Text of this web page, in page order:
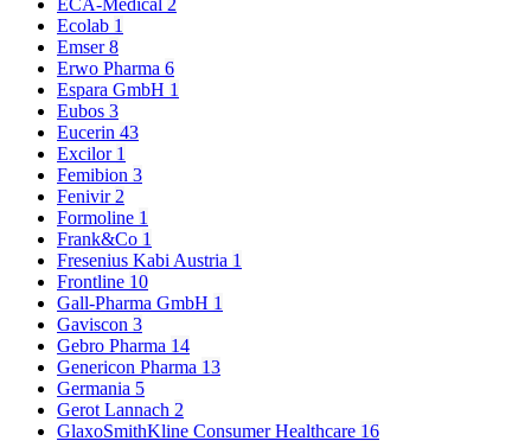
ECA-Medical 2
Ecolab 1
Emser8
Erwo Pharma 6
Espara GmbH 1
Eubos 3
Eucerin 43
Excilor 1
Femibion 3
Fenivir 2
Formoline 1
Frank&Co 1
Fresenius Kabi Austria 1
Frontline 10
Gall-Pharma GmbH 1
Gaviscon 3
Gebro Pharma 14
Genericon Pharma 13
Germania 5
Gerot Lannach 2
GlaxoSmithKline Consumer Healthcare 16